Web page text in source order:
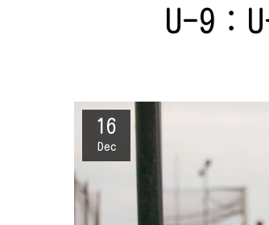
U-9：
16
Dec